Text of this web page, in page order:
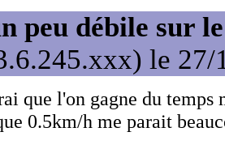
peu débile sur
le 27/
que l'on gagne du temps
0.5km/h me parait